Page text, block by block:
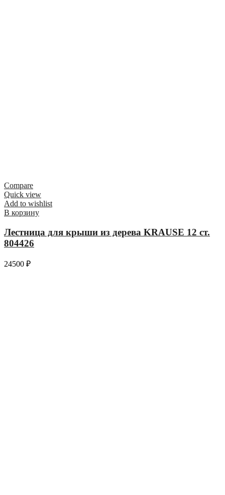
Compare
Quick view
Add to wishlist
В корзину
Лестница для крыши из дерева KRAUSE 12 ст.
804426
24500 ₽